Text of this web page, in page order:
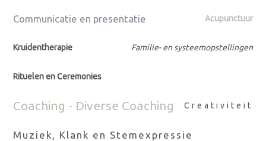
Communicatie en presentatie Acupunctuur
Kruidentherapie Familie- en systeemopstellingen
Rituelen en Ceremonies
Coaching - Diverse Coaching Creativiteit
Muziek, Klank en Stemexpressie